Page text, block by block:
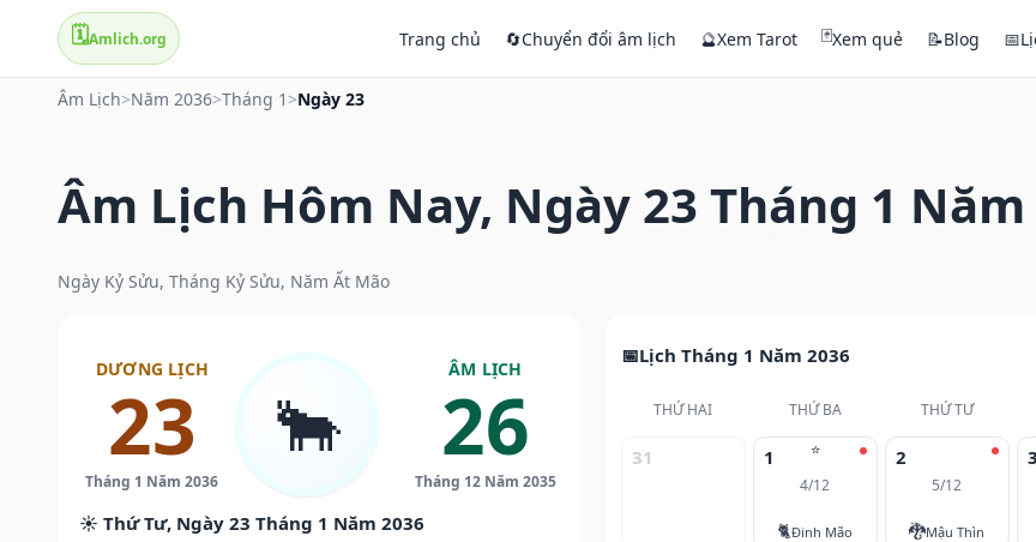
🗓️Amlich.org Trang chủ 🔄Chuyển đổi âm lịch 🔮Xem Tarot 🃏Xem quẻ 📝Blog 📅
Âm Lịch>Năm 2036>Tháng 1 >Ngày 23
Âm Lịch Hôm Nay, Ngày 23 Tháng 1 Năm
Ngày Kỷ Sửu, Tháng Kỷ Sửu, Năm Ất Mão
DƯƠNG LỊCH
23
Tháng 1 Năm 2036
🐂
ÂM LỊCH
26
Tháng 12 Năm 2035
☀️ Thứ Tư, Ngày 23 Tháng 1 Năm 2036
Lịch Tháng 1 Năm 2036
THỨ HAI THỨ BA THỨ TƯ
31 ⭐
1
4/12
🐈Đinh Mão
2
5/12
🐉Mậu Thìn
3